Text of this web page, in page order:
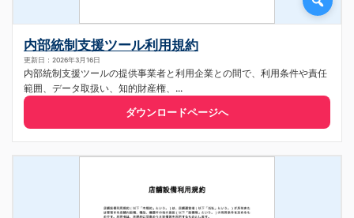
内部統制支援ツール利用規約
更新日：2026年3月16日
内部統制支援ツールの提供事業者と利用企業との間で、利用条件や責任
範囲、データ取扱い、知的財産権、...
ダウンロードページへ